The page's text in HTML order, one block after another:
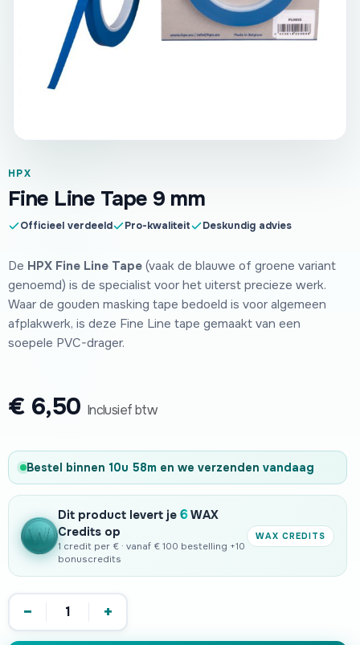
HPX
Fine Line Tape 9 mm
Officieel verdeeld Pro-kwaliteit Deskundig advies
De HPX Fine Line Tape(vaak de blauwe of groene variant
genoemd) is de specialist voor het uiterst precieze werk.
Waar de gouden masking tape bedoeld is voor algemeen
afplakwerk, is deze Fine Line tape gemaakt van een
soepele PVC-drager.
€ 6,50 Inclusief btw
Bestel binnen 10u 58m en we verzenden vandaag
Dit product levert je 6WAX
Credits op
1 credit per € · vanaf € 100 bestelling +10
bonuscredits
WAX CREDITS
− +